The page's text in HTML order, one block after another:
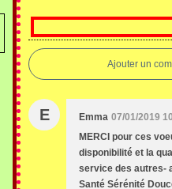
Ajouter un
E Emma 07/01/2019
MERCI pour ces
disponibilité et la
service des autres-
Santé Sérénité